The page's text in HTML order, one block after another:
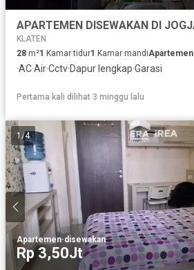
KLATEN
28 m²1 Kamar tidur1 Kamar mandiApartemen
·AC·Air·Cctv·Dapur lengkap·Garasi
Pertama kali dilihat 3 minggu lalu
1/4
Apartemen·disewakan
Rp 3,50Jt